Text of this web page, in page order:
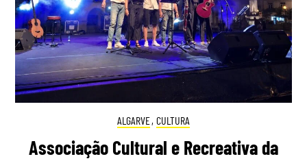
ALGARVE, CULTURA
Associação Cultural e Recreativa da